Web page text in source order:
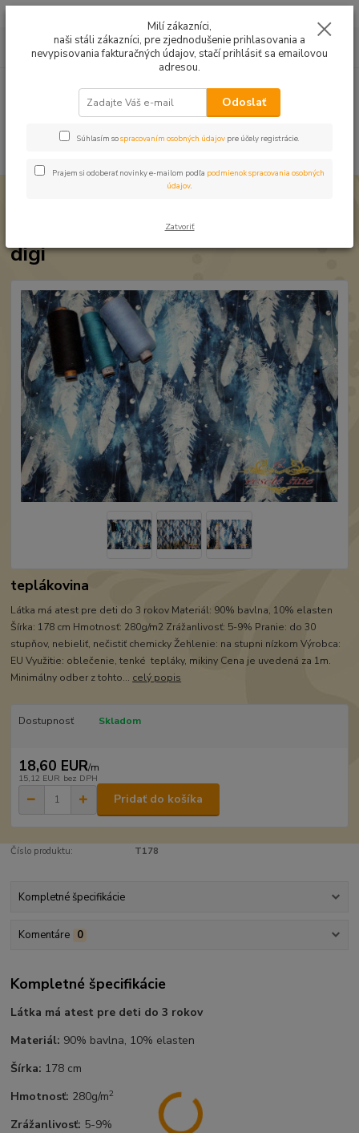
0949224331
9:00 -14:30
za0,00 EUR
Teplákovina Zamrznuté pierka digi
Teplákovina Zamrznuté pierka
digi
teplákovina
Látka má atest pre deti do 3 rokov Materiál: 90% bavlna, 10% elasten
Šírka: 178 cm Hmotnosť: 280g/m2 Zrážanlivosť: 5-9% Pranie: do 30
stupňov, nebieliť, nečistiť chemicky Žehlenie: na stupni nízkom Výrobca:
EU Využitie: oblečenie, tenké tepláky, mikiny Cena je uvedená za 1m.
Minimálny odber z tohto... celý popis
Dostupnosť Skladom
18,60 EUR/m
15,12 EUR bez DPH
Pridať do košíka
Číslo produktu: T178
Kompletné špecifikácie
Komentáre 0
Kompletné špecifikácie
Látka má atest pre deti do 3 rokov
Materiál: 90% bavlna, 10% elasten
Šírka: 178 cm
Hmotnosť: 280g/m2
Zrážanlivosť: 5-9%
Milí zákazníci,
naši stáli zákazníci, pre zjednodušenie prihlasovania a
nevypisovania fakturačných údajov, stačí prihlásiť sa emailovou
adresou.
Odoslať
Súhlasím sospracovaním osobných údajov pre účely registrácie.
Prajem si odoberať novinky e-mailom podľa podmienok spracovania osobných
údajov.
Zatvoriť